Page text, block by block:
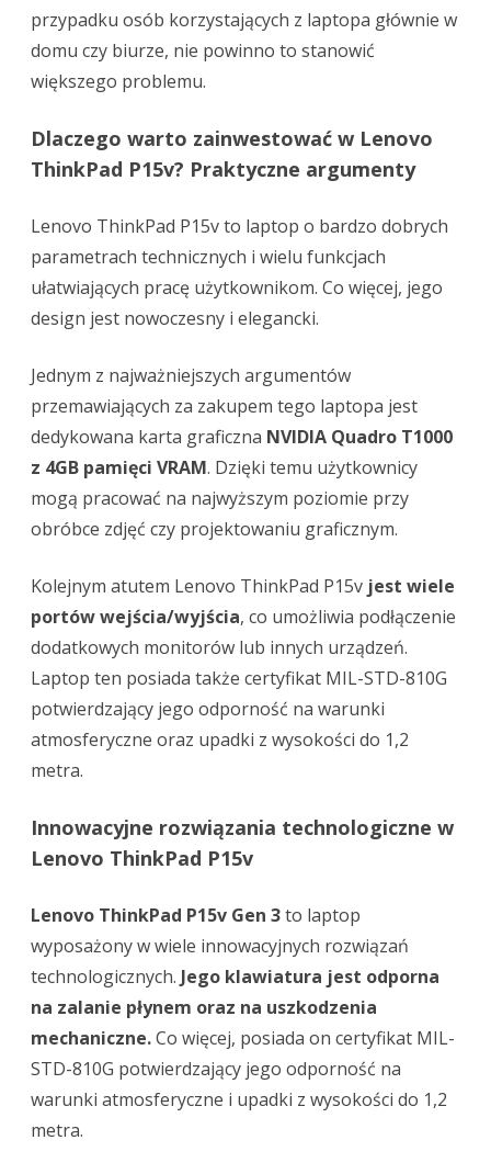
przypadku osób korzystających z laptopa głównie w
domu czy biurze, nie powinno to stanowić
większego problemu.
Dlaczego warto zainwestować w Lenovo
ThinkPad P15v? Praktyczne argumenty
Lenovo ThinkPad P15v to laptop o bardzo dobrych
parametrach technicznych i wielu funkcjach
ułatwiających pracę użytkownikom. Co więcej, jego
design jest nowoczesny i elegancki.
Jednym z najważniejszych argumentów
przemawiających za zakupem tego laptopa jest
dedykowana karta graficzna NVIDIA Quadro T1000
z 4GB pamięci VRAM. Dzięki temu użytkownicy
mogą pracować na najwyższym poziomie przy
obróbce zdjęć czy projektowaniu graficznym.
Kolejnym atutem Lenovo ThinkPad P15v jest wiele
portów wejścia/wyjścia, co umożliwia podłączenie
dodatkowych monitorów lub innych urządzeń.
Laptop ten posiada także certyfikat MIL-STD-810G
potwierdzający jego odporność na warunki
atmosferyczne oraz upadki z wysokości do 1,2
metra.
Innowacyjne rozwiązania technologiczne w
Lenovo ThinkPad P15v
Lenovo ThinkPad P15v Gen 3to laptop
wyposażony w wiele innowacyjnych rozwiązań
technologicznych. Jego klawiatura jest odporna
na zalanie płynem oraz na uszkodzenia
mechaniczne.Co więcej, posiada on certyfikat MIL-
STD-810G potwierdzający jego odporność na
warunki atmosferyczne i upadki z wysokości do 1,2
metra.